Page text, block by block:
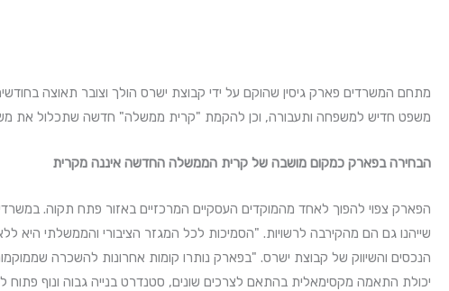
משפט חדיש למשפחה ותעבורה, וכן להקמת "קרית ממשלה" חדשה שתכלול את
הבחירה בפארק כמקום מושבה של קרית הממשלה החדשה איננה מקרית
הפארק צפוי להפוך לאחד מהמוקדים העסקיים המרכזיים באזור פתח תקוה. במשרדים
שייהנו גם הם מהקירבה לרשויות. "הסמיכות לכל המגזר הציבורי והממשלתי
יכולת התאמה מקסימאלית בהתאם לצרכים שונים, סטנדרט בנייה גבוה ונוף